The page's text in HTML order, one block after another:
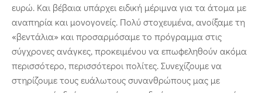
ευρώ. Και βέβαια υπάρχει ειδική μέριμνα για τα άτομα με
αναπηρία και μονογονείς. Πολύ στοχευμένα, ανοίξαμε τη
«βεντάλια» και προσαρμόσαμε το πρόγραμμα στις
σύγχρονες ανάγκες, προκειμένου να επωφεληθούν ακόμα
περισσότερο, περισσότεροι πολίτες. Συνεχίζουμε να
στηρίζουμε τους ευάλωτους συνανθρώπους μας με